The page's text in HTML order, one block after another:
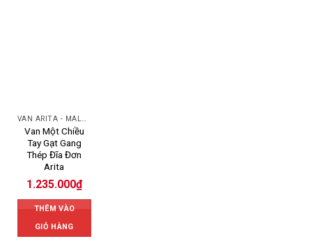
VAN ARITA - MALAYSIA
Van Một Chiều
Tay Gạt Gang
Thép Đĩa Đơn
Arita
1.235.000₫
THÊM VÀO
GIỎ HÀNG